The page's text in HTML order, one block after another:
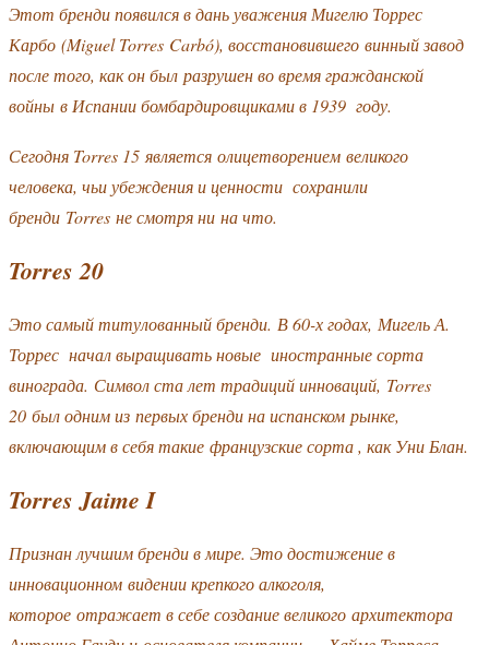
Этот бренди появился в дань уважения Мигелю Торрес
Карбо (Miguel Torres Carbó), восстановившего винный завод
после того, как он был разрушен во время гражданской
войны в Испании бомбардировщиками в 1939 году.
Сегодня Torres 15 является олицетворением великого
человека, чьи убеждения и ценности сохранили
бренди Torres не смотря ни на что.
Torres 20
Это самый титулованный бренди. В 60-х годах, Мигель А.
Торрес начал выращивать новые иностранные сорта
винограда. Символ ста лет традиций инноваций, Torres
20 был одним из первых бренди на испанском рынке,
включающим в себя такие французские сорта , как Уни Блан.
Torres Jaime I
Признан лучшим бренди в мире. Это достижение в
инновационном видении крепкого алкоголя,
которое отражает в себе создание великого архитектора